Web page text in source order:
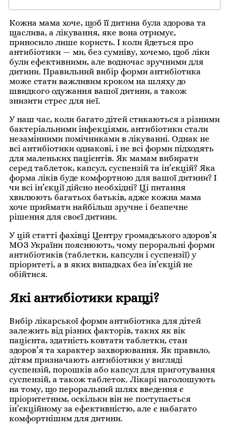
Кожна мама хоче, щоб її дитина була здорова та
щаслива, а лікування, яке вона отримує,
приносило лише користь. І коли йдеться про
антибіотики — ми, без сумніву, хочемо, щоб ліки
були ефективними, але водночас зручними для
дитини. Правильний вибір форми антибіотика
може стати важливим кроком на шляху до
швидкого одужання вашої дитини, а також
знизити стрес для неї.
У наш час, коли багато дітей стикаються з різними
бактеріальними інфекціями, антибіотики стали
незамінними помічниками в лікуванні. Однак не
всі антибіотики однакові, і не всі форми підходять
для маленьких пацієнтів. Як мамам вибирати
серед таблеток, капсул, суспензій та ін’єкцій? Яка
форма ліків буде комфортною для вашої дитини? І
чи всі ін’єкції дійсно необхідні? Ці питання
хвилюють багатьох батьків, адже кожна мама
хоче приймати найбільш зручне і безпечне
рішення для своєї дитини.
У цій статті фахівці Центру громадського здоров’я
МОЗ України пояснюють, чому пероральні форми
антибіотиків (таблетки, капсули і суспензії) у
пріоритеті, а в яких випадках без ін’єкцій не
обійтися.
Які антибіотики кращі?
Вибір лікарської форми антибіотика для дітей
залежить від різних факторів, таких як вік
пацієнта, здатність ковтати таблетки, стан
здоров’я та характер захворювання. Як правило,
дітям призначають антибіотики у вигляді
суспензій, порошків або капсул для приготування
суспензій, а також таблеток. Лікарі наголошують
на тому, що пероральний шлях введення є
пріоритетним, оскільки він не поступається
ін’єкційному за ефективністю, але є набагато
комфортнішим для дитини.